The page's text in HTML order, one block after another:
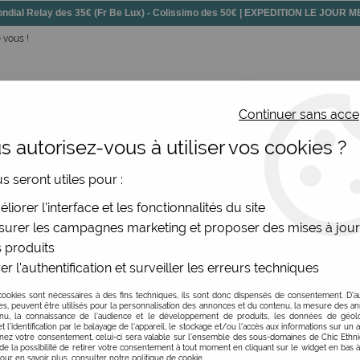
Relay des 35€ (Fr Be Lux) - Colissimo des 50€ | EXPEDITION LE JOUR
!
Chaussures Bijoux
mode orginale Iez !
des couleurs, une mode originale, vintage ou éthique.
femme fleuris (parfois un brin rétro), les
"fun".
vers le durable (cotons bio, bambou, tencel et
Continuer sans
autorisez-vous à utiliser vos cookies ?
seront utiles pour :
l'interface et les fonctionnalités du site
les campagnes marketing et proposer des mises à
produits
l'authentification et surveiller les erreurs techniques
sont nécessaires à des fins techniques, ils sont donc dispensés de consentement.
peuvent être utilisés pour la personnalisation des annonces et du contenu, la mesure des
la connaissance de l'audience et le développement de produits, les données de
l'identification par le balayage de l'appareil, le stockage et/ou l'accès aux informations sur un
votre consentement, celui-ci sera valable sur l’ensemble des sous-domaines de Chic
la possibilité de retirer votre consentement à tout moment en cliquant sur le widget en bas
en savoir plus, consulter notre politique de cookie.